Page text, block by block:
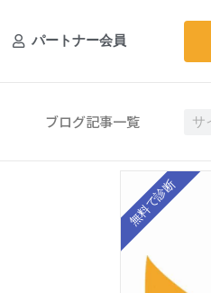
パートナー会員
ブログ記事一覧
検
無料で診断